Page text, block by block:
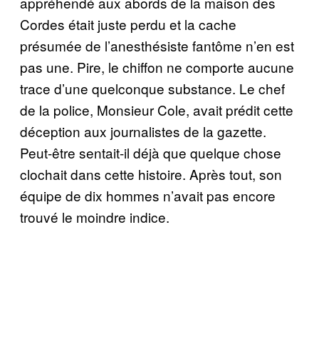
Cordes était juste perdu et la cache
présumée de l’anesthésiste fantôme n’en est
pas une. Pire, le chiffon ne comporte aucune
trace d’une quelconque substance. Le chef
de la police, Monsieur Cole, avait prédit cette
déception aux journalistes de la gazette.
Peut-être sentait-il déjà que quelque chose
clochait dans cette histoire. Après tout, son
équipe de dix hommes n’avait pas encore
trouvé le moindre indice.